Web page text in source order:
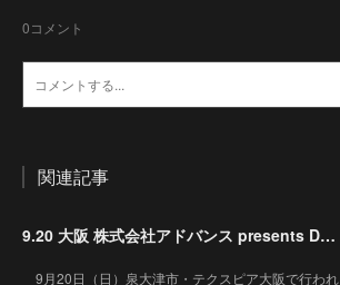
0コメント
関連記事
9.20 大阪 株式会社アドバンス presents DEEP☆KICK 79･80 7月の準決勝を勝ち抜いた6名による-53kg･-65kg･QUEEN-46kgと3つの王座決定戦の開催が決定！
9月20日（日）泉大津市・テクスピア大阪で行われ